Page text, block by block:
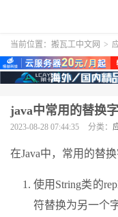
当前位置： 搬瓦工中文网 >
java中常用的替换
2023-08-28 07:44:35 分类：
在Java中，常用的替
使用String类的
符替换为另一个